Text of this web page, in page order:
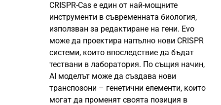
CRISPR-Cas е един от най-мощните
инструменти в съвременната биология,
използван за редактиране на гени. Evo
може да проектира напълно нови CRISPR
системи, които впоследствие да бъдат
тествани в лаборатория. По същия начин,
AI моделът може да създава нови
транспозони – генетични елементи, които
могат да променят своята позиция в